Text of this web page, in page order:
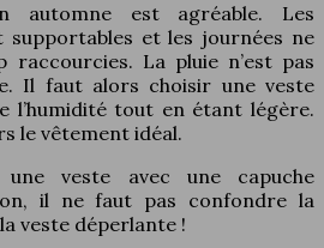
automne est agréable. Les
et les journées ne
La pluie n’est pas
Il faut alors choisir une veste
l’humidité tout en étant légère.
le vêtement idéal.
veste avec une capuche
il ne faut pas confondre la
veste déperlante !